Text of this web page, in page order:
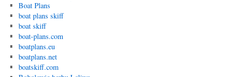
Boat Plans
boat plans skiff
boat skiff
boat-plans.com
boatplans.eu
boatplans.net
boatskiff.com